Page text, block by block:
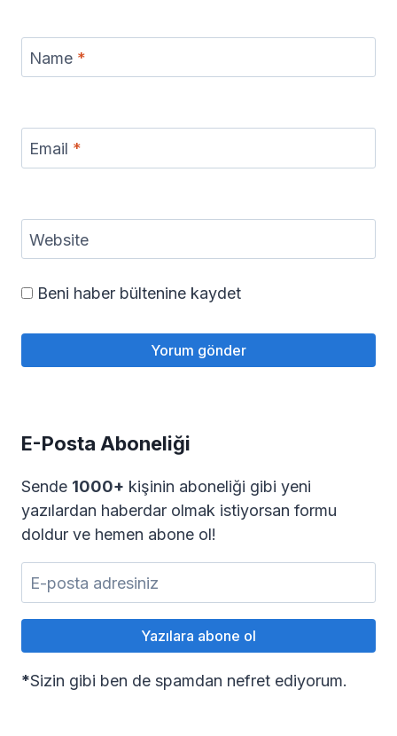
Name *
Email *
Website
Beni haber bültenine kaydet
E-Posta Aboneliği
Sende 1000+ kişinin aboneliği gibi yeni
yazılardan haberdar olmak istiyorsan formu
doldur ve hemen abone ol!
*Sizin gibi ben de spamdan nefret ediyorum.